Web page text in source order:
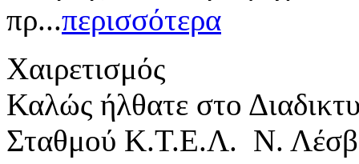
πρ...περισσότερα
Χαιρετισμός
Καλώς ήλθατε στο
Σταθμού Κ.Τ.Ε.Λ. Ν.